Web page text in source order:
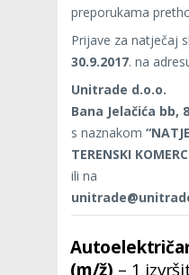
preporukama
Prijave za natječaj
30.9.2017. na
Unitrade d.o.o.
Bana Jelačića bb,
s naznakom
TERENSKI
ili na
(m/ž) – 1